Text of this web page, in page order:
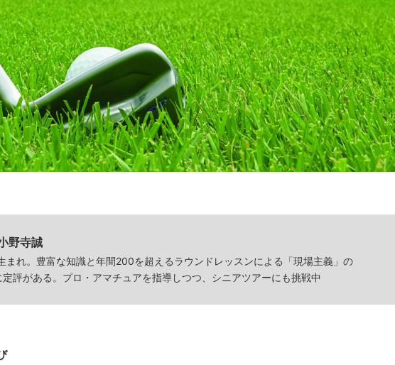
野寺誠
まれ。豊富な知識と年間200を超えるラウンドレッスンによる「現場主義」の
評がある。プロ・アマチュアを指導しつつ、シニアツアーにも挑戦中